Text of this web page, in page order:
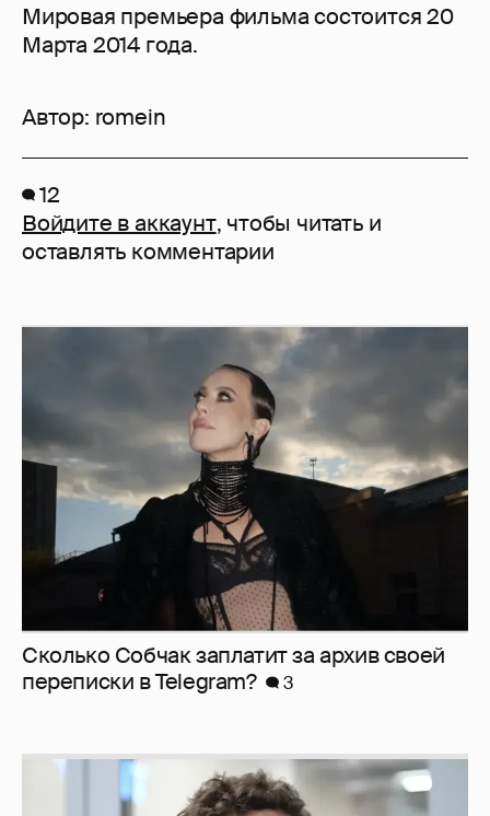
Мировая премьера фильма состоится 20
Марта 2014 года.
Автор: romein
12
Войдите в аккаунт, чтобы читать и
оставлять комментарии
Сколько Собчак заплатит за архив своей
перeписки в Telegram?
3